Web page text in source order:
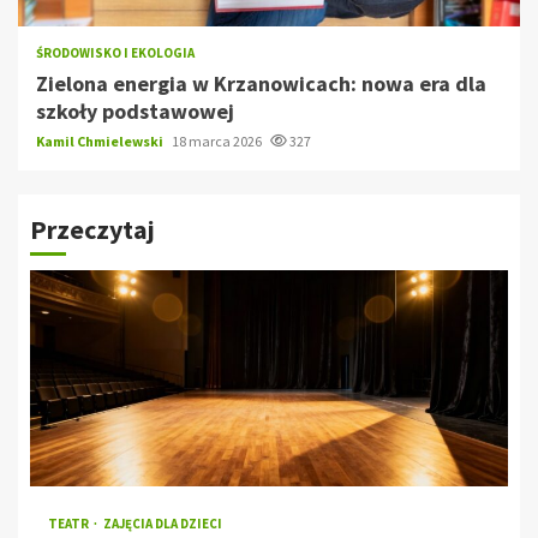
ŚRODOWISKO I EKOLOGIA
Zielona energia w Krzanowicach: nowa era dla
szkoły podstawowej
Kamil Chmielewski 18 marca 2026 327
Przeczytaj
TEATR ZAJĘCIA DLA DZIECI